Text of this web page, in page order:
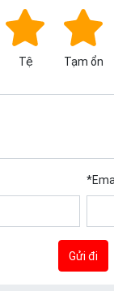
Tệ Tạm ổn
*
Gửi đi